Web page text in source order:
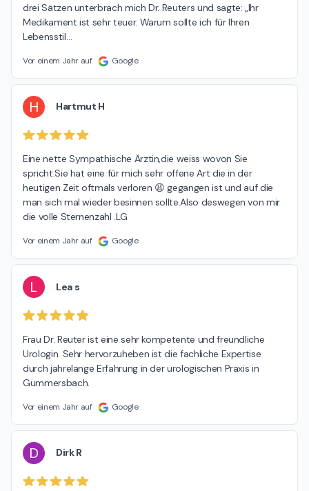
drei Sätzen unterbrach mich Dr. Reuters und sagte: „Ihr
Medikament ist sehr teuer. Warum sollte ich für Ihren
Lebensstil…
Vor einem Jahr auf Google
H Hartmut H
Eine nette Sympathische Ärztin,die weiss wovon Sie
spricht.Sie hat eine für mich sehr offene Art die in der
heutigen Zeit oftmals verloren 😩 gegangen ist und auf die
man sich mal wieder besinnen sollte.Also deswegen von mir
die volle Sternenzahl .LG
Vor einem Jahr auf Google
L Lea s
Frau Dr. Reuter ist eine sehr kompetente und freundliche
Urologin. Sehr hervorzuheben ist die fachliche Expertise
durch jahrelange Erfahrung in der urologischen Praxis in
Gummersbach.
Vor einem Jahr auf Google
D Dirk R